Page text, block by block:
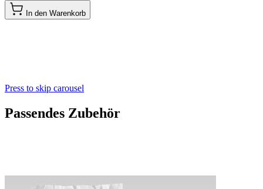
In den Warenkorb
Press to skip carousel
Passendes Zubehör